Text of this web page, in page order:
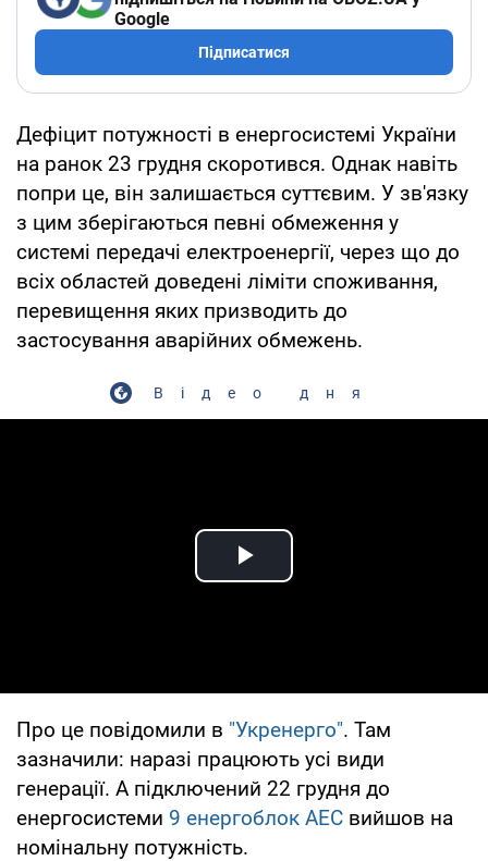
Google
Підписатися
Дефіцит потужності в енергосистемі України
на ранок 23 грудня скоротився. Однак навіть
попри це, він залишається суттєвим. У зв'язку
з цим зберігаються певні обмеження у
системі передачі електроенергії, через що до
всіх областей доведені ліміти споживання,
перевищення яких призводить до
застосування аварійних обмежень.
Відео дня
Play Video
Про це повідомили в "Укренерго". Там
зазначили: наразі працюють усі види
генерації. А підключений 22 грудня до
енергосистеми 9 енергоблок АЕС вийшов на
номінальну потужність.